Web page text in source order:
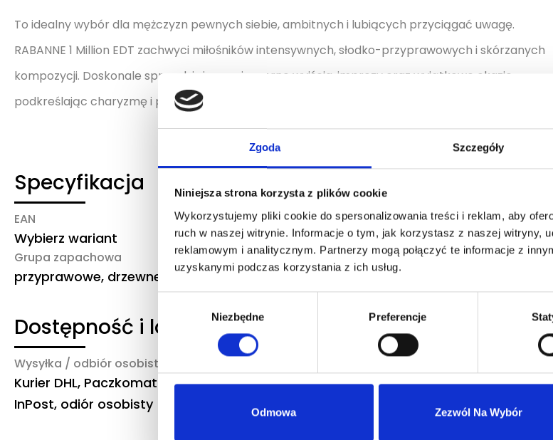
Zgoda Szczegóły
Niniejsza strona korzysta z plików cookie
Wykorzystujemy pliki cookie do spersonalizowania treści i reklam, aby
ruch w naszej witrynie. Informacje o tym, jak korzystasz z naszej witryny,
reklamowym i analitycznym. Partnerzy mogą połączyć te informacje z
uzyskanymi podczas korzystania z ich usług.
Niezbędne Preferencje
Odmowa Zezwól Na Wybór
To idealny wybór dla mężczyzn pewnych siebie, ambitnych i lubiących przyciągać uwagę.
RABANNE 1 Million EDT zachwyci miłośników intensywnych, słodko-przyprawowych i skórzanych
kompozycji. Doskonale sprawdzi się na wieczorne wyjścia, imprezy oraz wyjątkowe okazje,
podkreślając charyzmę i pewność siebie właściciela.
Specyfikacja
EAN
Wybierz wariant
Marka/producent
Rabanne
Pojemność [ml]
10, 50, 100, 200
Grupa zapachowa
przyprawowe, drzewne
Dostępność i logistyka
Wysyłka / odbiór osobisty
Kurier DHL, Paczkomat
InPost, odiór osobisty
3-6 dni robocze